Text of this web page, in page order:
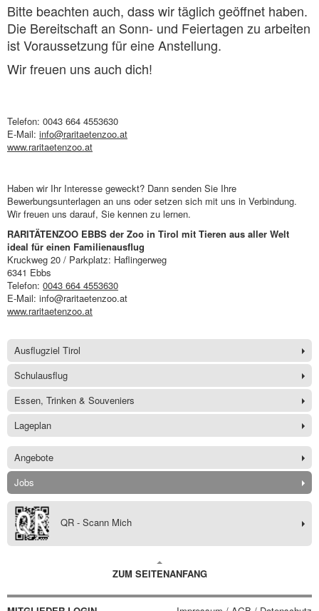
Bitte beachten auch, dass wir täglich geöffnet haben.
Die Bereitschaft an Sonn- und Feiertagen zu arbeiten
ist Voraussetzung für eine Anstellung.
Wir freuen uns auch dich!
Telefon: 0043 664 4553630
E-Mail: info@raritaetenzoo.at
www.raritaetenzoo.at
Haben wir Ihr Interesse geweckt? Dann senden Sie Ihre
Bewerbungsunterlagen an uns oder setzen sich mit uns in Verbindung.
Wir freuen uns darauf, Sie kennen zu lernen.
RARITÄTENZOO EBBS der Zoo in Tirol mit Tieren aus aller Welt
ideal für einen Familienausflug
Kruckweg 20 / Parkplatz: Haflingerweg
6341 Ebbs
Telefon: 0043 664 4553630
E-Mail: info@raritaetenzoo.at
www.raritaetenzoo.at
Ausflugziel Tirol
Schulausflug
Essen, Trinken & Souveniers
Lageplan
Angebote
Jobs
QR - Scann Mich
ZUM SEITENANFANG